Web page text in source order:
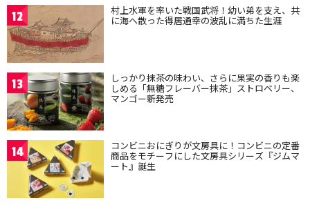
12 村上水軍を率いた戦国武将！幼い弟を支え、共
に海へ散った得居通幸の波乱に満ちた生涯
13 しっかり抹茶の味わい、さらに果実の香りも楽
しめる「無糖フレーバー抹茶」ストロベリー、
マンゴー新発売
14 コンビニおにぎりが文房具に！コンビニの定番
商品をモチーフにした文房具シリーズ『ジムマ
ート』誕生